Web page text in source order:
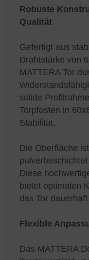
Robuste
Qualität
Gefertigt aus
Drahtstärke von
MATTERA Tor
solide
Torpfosten in
Stabilität.
Die Oberfläche
Diese
bietet optimalen
das Tor
Flexible
Das MATTERA